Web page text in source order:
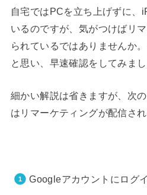
自宅ではPCを立ち上げずに、
いるのですが、気がつけばリ
られているではありませんか
と思い、早速確認をしてみまし
細かい解説は省きますが、次
はリマーケティングが配信さ
Googleアカウントにログ